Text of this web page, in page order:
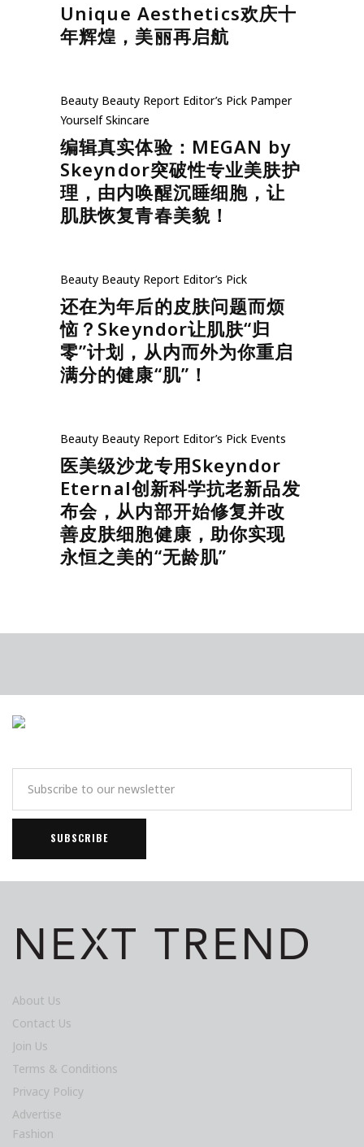
Unique Aesthetics欢庆十
年辉煌，美丽再启航
Beauty Beauty Report Editor’s Pick Pamper
Yourself Skincare
编辑真实体验：MEGAN by
Skeyndor突破性专业美肤护
理，由内唤醒沉睡细胞，让
肌肤恢复青春美貌！
Beauty Beauty Report Editor’s Pick
还在为年后的皮肤问题而烦
恼？Skeyndor让肌肤“归
零”计划，从内而外为你重启
满分的健康“肌”！
Beauty Beauty Report Editor’s Pick Events
医美级沙龙专用Skeyndor
Eternal创新科学抗老新品发
布会，从内部开始修复并改
善皮肤细胞健康，助你实现
永恒之美的“无龄肌”
About Us
Contact Us
Join Us
Terms & Conditions
Privacy Policy
Advertise
Fashion